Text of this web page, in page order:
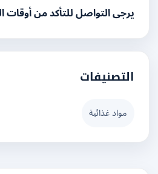
يرجى التواصل للتأكد من أوقات العمل
التصنيفات
مواد غذائية